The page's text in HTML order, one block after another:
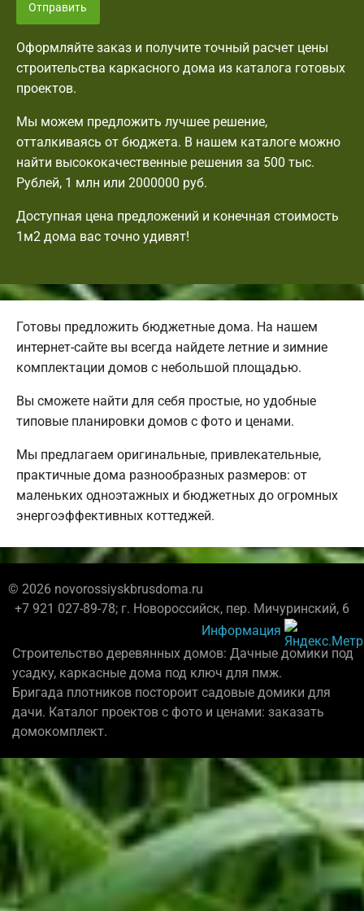
Отправить
Оформляйте заказ и получите точный расчет цены
строительства каркасного дома из каталога готовых
проектов.
Мы можем предложить лучшее решение,
отталкиваясь от бюджета. В нашем каталоге можно
найти высококачественные решения за 500 тыс.
Рублей, 1 млн или 2000000 руб.
Доступная цена предложений и конечная стоимость
1м2 дома вас точно удивят!
Готовы предложить бюджетные дома. На нашем
интернет-сайте вы всегда найдете летние и зимние
комплектации домов с небольшой площадью.
Вы сможете найти для себя простые, но удобные
типовые планировки домов с фото и ценами.
Мы предлагаем оригинальные, привлекательные,
практичные дома разнообразных размеров: от
маленьких одноэтажных и бюджетных до огромных
энергоэффективных коттеджей.
© 2026 novorossiyskbrusdoma.ru
+7 921 027-89-78; г. Новороссийск, пер. Мичуринский, 6
Информация
Строительство деревянных домов: Дачные домики под
усадку, каркасные дома под ключ для пмж.
Бригада плотников постороит садовые домики для
дачи. Каталог проектов с фото и ценами: заказать
домокомплект.